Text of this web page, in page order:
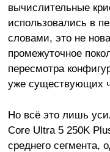
вычислительные
использовались в
словами, это не
промежуточное
пересмотра
уже существующих
Но всё это лишь
Core Ultra 5 250K
среднего сегмента,